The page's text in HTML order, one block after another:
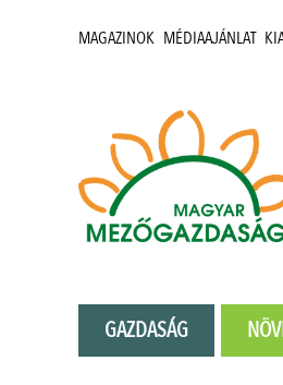
MAGAZINOK MÉDIAAJÁNLAT
GAZDASÁG